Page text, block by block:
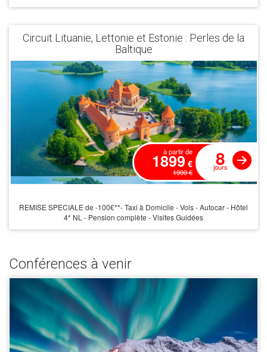
Circuit Lituanie, Lettonie et Estonie : Perles de la
Baltique
à partir de
1899 €
1999 €
8
jours
REMISE SPECIALE de -100€**- Taxi à Domicile - Vols - Autocar - Hôtel
4* NL - Pension complète - Visites Guidées
Conférences à venir